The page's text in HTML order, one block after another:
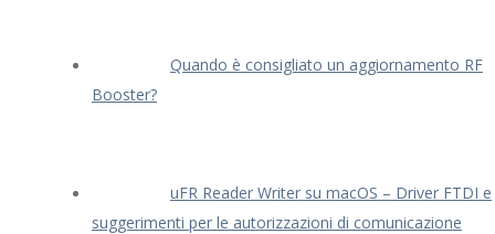
Quando è consigliato un aggiornamento RF
Booster?
uFR Reader Writer su macOS – Driver FTDI e
suggerimenti per le autorizzazioni di comunicazione